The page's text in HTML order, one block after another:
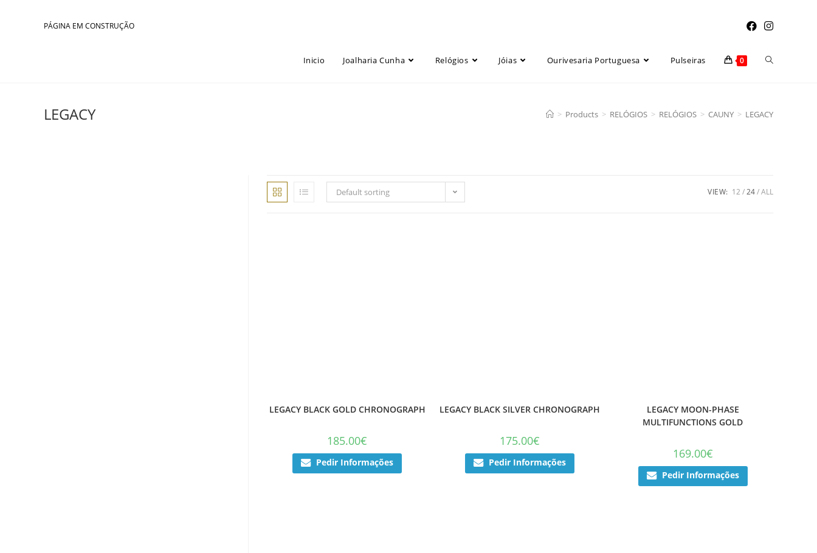
PÁGINA EM CONSTRUÇÃO
Inicio Joalharia Cunha Relógios Jóias Ourivesaria Portuguesa Pulseiras 0 Toggle
LEGACY > Products > RELÓGIOS > RELÓGIOS > CAUNY > LEGACY
Default sorting VIEW: 12 24 ALL
LEGACY BLACK GOLD CHRONOGRAPH
185.00€
Pedir Informações
LEGACY BLACK SILVER CHRONOGRAPH
175.00€
Pedir Informações
LEGACY MOON-PHASE
MULTIFUNCTIONS GOLD
169.00€
Pedir Informações